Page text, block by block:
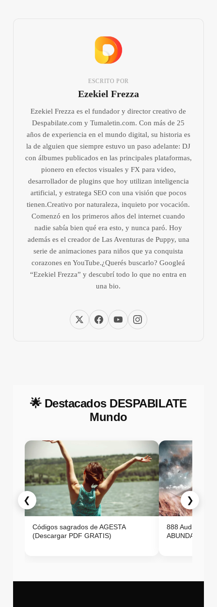
ESCRITO POR
Ezekiel Frezza
Ezekiel Frezza es el fundador y director creativo de
Despabilate.com y Tumaletin.com. Con más de 25
años de experiencia en el mundo digital, su historia es
la de alguien que siempre estuvo un paso adelante: DJ
con álbumes publicados en las principales plataformas,
pionero en efectos visuales y FX para video,
desarrollador de plugins que hoy utilizan inteligencia
artificial, y estratega SEO con una visión que pocos
tienen.Creativo por naturaleza, inquieto por vocación.
Comenzó en los primeros años del internet cuando
nadie sabía bien qué era esto, y nunca paró. Hoy
además es el creador de Las Aventuras de Puppy, una
serie de animaciones para niños que ya conquista
corazones en YouTube.¿Querés buscarlo? Googleá
“Ezekiel Frezza” y descubrí todo lo que no entra en
una bio.
🌟 Destacados DESPABILATE
Mundo
❮
Códigos sagrados de AGESTA
(Descargar PDF GRATIS)
888 Audio
ABUNDANCIA
❯